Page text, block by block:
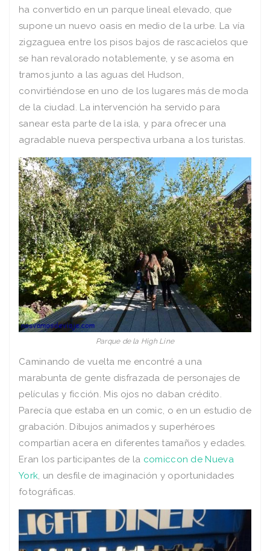
ha convertido en un parque lineal elevado, que
supone un nuevo oasis en medio de la urbe. La vía
zigzaguea entre los pisos bajos de rascacielos que
se han revalorado notablemente, y se asoma en
tramos junto a las aguas del Hudson,
convirtiéndose en uno de los lugares más de moda
de la ciudad. La intervención ha servido para
sanear esta parte de la isla, y para ofrecer una
agradable nueva perspectiva urbana a los turistas.
Parque de la High Line
Caminando de vuelta me encontré a una
marabunta de gente disfrazada de personajes de
películas y ficción. Mis ojos no daban crédito.
Parecía que estaba en un comic, o en un estudio de
grabación. Dibujos animados y superhéroes
compartían acera en diferentes tamaños y edades.
Eran los participantes de la comiccon de Nueva
York, un desfile de imaginación y oportunidades
fotográficas.